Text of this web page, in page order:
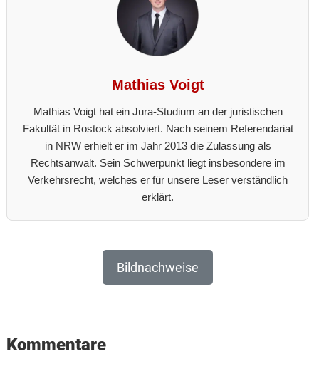
Mathias Voigt
Mathias Voigt hat ein Jura-Studium an der juristischen
Fakultät in Rostock absolviert. Nach seinem Referendariat
in NRW erhielt er im Jahr 2013 die Zulassung als
Rechtsanwalt. Sein Schwerpunkt liegt insbesondere im
Verkehrsrecht, welches er für unsere Leser verständlich
erklärt.
Bildnachweise
Reader
Kommentare